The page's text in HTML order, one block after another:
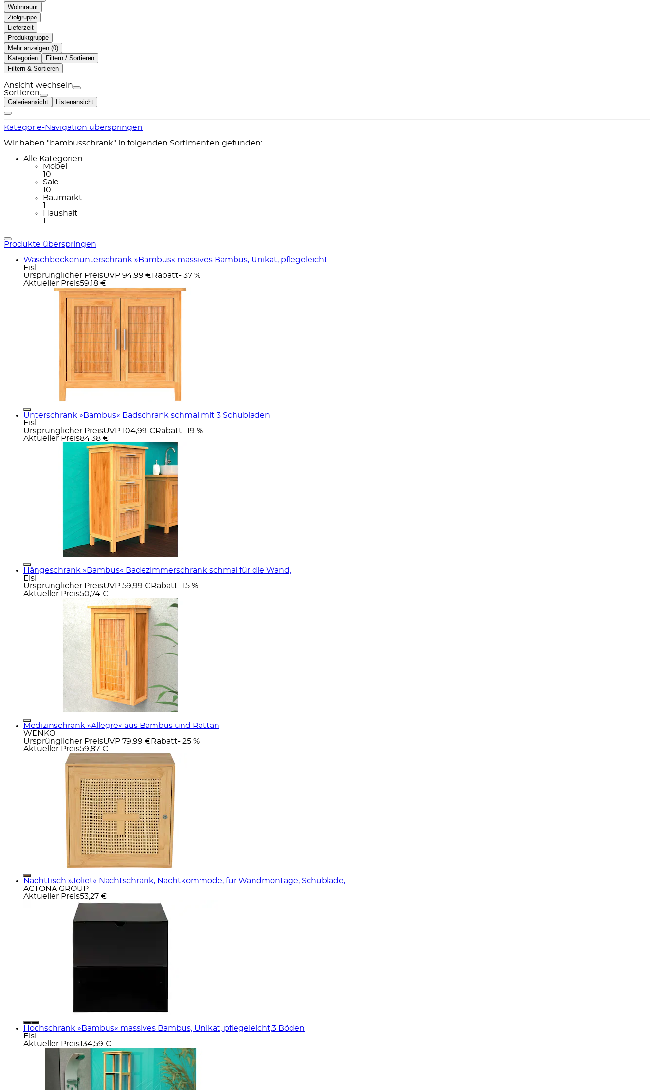
Wohnraum
Zielgruppe
Lieferzeit
Produktgruppe
Mehr anzeigen ( )
Kategorien
Filtern / Sortieren
Filtern & Sortieren
Ansicht wechseln
Sortieren
Galerieansicht Listenansicht
Kategorie-Navigation überspringen
Wir haben "bambusschrank" in folgenden Sortimenten gefunden:
Alle Kategorien
Möbel
10
Sale
10
Baumarkt
1
Haushalt
1
Produkte überspringen
Waschbeckenunterschrank »Bambus« massives Bambus, Unikat, pflegeleicht
Eisl
Ursprünglicher PreisUVP 94,99 € Rabatt- 37 %
Aktueller Preis59,18 €
Unterschrank »Bambus« Badschrank schmal mit 3 Schubladen
Eisl
Ursprünglicher PreisUVP 104,99 € Rabatt- 19 %
Aktueller Preis84,38 €
Hängeschrank »Bambus« Badezimmerschrank schmal für die Wand,
Eisl
Ursprünglicher PreisUVP 59,99 € Rabatt- 15 %
Aktueller Preis50,74 €
Medizinschrank »Allegre« aus Bambus und Rattan
WENKO
Ursprünglicher PreisUVP 79,99 € Rabatt- 25 %
Aktueller Preis59,87 €
Nachttisch »Joliet« Nachtschrank, Nachtkommode, für Wandmontage, Schublade,...
ACTONA GROUP
Aktueller Preis53,27 €
Hochschrank »Bambus« massives Bambus, Unikat, pflegeleicht,3 Böden
Eisl
Aktueller Preis134,59 €